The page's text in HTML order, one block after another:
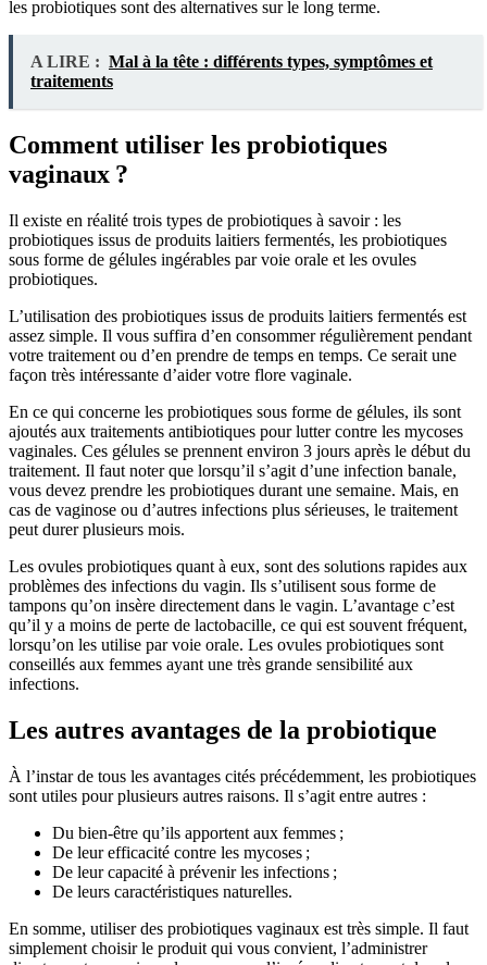
les probiotiques sont des alternatives sur le long terme.
A LIRE : Mal à la tête : différents types, symptômes et
traitements
Comment utiliser les probiotiques
vaginaux ?
Il existe en réalité trois types de probiotiques à savoir : les
probiotiques issus de produits laitiers fermentés, les probiotiques
sous forme de gélules ingérables par voie orale et les ovules
probiotiques.
L’utilisation des probiotiques issus de produits laitiers fermentés est
assez simple. Il vous suffira d’en consommer régulièrement pendant
votre traitement ou d’en prendre de temps en temps. Ce serait une
façon très intéressante d’aider votre flore vaginale.
En ce qui concerne les probiotiques sous forme de gélules, ils sont
ajoutés aux traitements antibiotiques pour lutter contre les mycoses
vaginales. Ces gélules se prennent environ 3 jours après le début du
traitement. Il faut noter que lorsqu’il s’agit d’une infection banale,
vous devez prendre les probiotiques durant une semaine. Mais, en
cas de vaginose ou d’autres infections plus sérieuses, le traitement
peut durer plusieurs mois.
Les ovules probiotiques quant à eux, sont des solutions rapides aux
problèmes des infections du vagin. Ils s’utilisent sous forme de
tampons qu’on insère directement dans le vagin. L’avantage c’est
qu’il y a moins de perte de lactobacille, ce qui est souvent fréquent,
lorsqu’on les utilise par voie orale. Les ovules probiotiques sont
conseillés aux femmes ayant une très grande sensibilité aux
infections.
Les autres avantages de la probiotique
À l’instar de tous les avantages cités précédemment, les probiotiques
sont utiles pour plusieurs autres raisons. Il s’agit entre autres :
Du bien-être qu’ils apportent aux femmes ;
De leur efficacité contre les mycoses ;
De leur capacité à prévenir les infections ;
De leurs caractéristiques naturelles.
En somme, utiliser des probiotiques vaginaux est très simple. Il faut
simplement choisir le produit qui vous convient, l’administrer